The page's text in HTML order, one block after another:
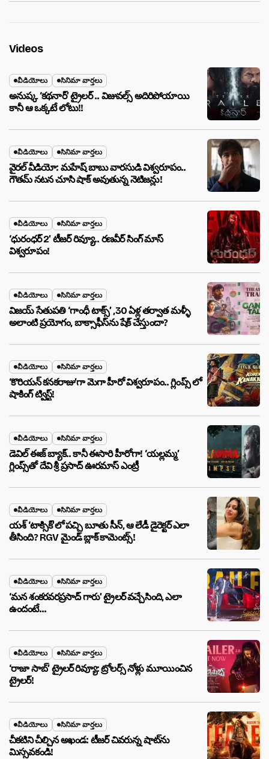
Videos
వీడియోలు సినిమా వార్తలు
అనుష్క ‘కథనార్’ ట్రైలర్ .. విజువల్స్ అదిరిపోయాయి
కానీ ఆ ఒక్కటే లోటు!!
వీడియోలు సినిమా వార్తలు
వైరల్ వీడియో: మహేష్ బాబు వారసుడి విశ్వరూపం..
గౌతమ్ నటన చూసి షాక్ అవుతున్న నెటిజన్లు!
వీడియోలు సినిమా వార్తలు
‘ధురంధర్ 2’ టీజర్ రివ్యూ.. రణవీర్ సింగ్ మాస్
విశ్వరూపం!
వీడియోలు సినిమా వార్తలు
విజయ్ సేతుపతి ‘గాంధీ టాక్స్’ ,30 ఏళ్ల తర్వాత మళ్ళీ
అలాంటి ప్రయోగం, బాక్సాఫీస్‌ను షేక్ చేస్తుందా?
వీడియోలు సినిమా వార్తలు
‘కొరియన్ కనకరాజు’గా మెగా హీరో విశ్వరూపం.. గ్లింప్స్ లో
షాకింగ్ ట్విస్ట్!
వీడియోలు సినిమా వార్తలు
డెవిల్ ఈజ్ బ్యాక్.. కానీ ఈసారి హీరోగా! ‘యల్లమ్మ’
గ్లింప్స్‌తో దేవి శ్రీ ప్రసాద్ ఊరమాస్ ఎంట్రీ
వీడియోలు సినిమా వార్తలు
యశ్ ‘టాక్సిక్’లో పచ్చి బూతు సీన్, ఆ లేడీ డైరెక్టర్ ఎలా
తీసింది? RGV మైండ్ బ్లాక్ కామెంట్స్!
వీడియోలు సినిమా వార్తలు
‘మన శంకరవరప్రసాద్ గారు’ ట్రైలర్ వచ్చేసింది, ఎలా
ఉందంటే…
వీడియోలు సినిమా వార్తలు
‘రాజా సాబ్’ ట్రైలర్ రివ్యూ: ట్రోలర్స్ నోళ్లు మూయించిన
ట్రైలర్!
వీడియోలు సినిమా వార్తలు
చీకటిని చీల్చిన అఖండ: టీజర్ చివరున్న షాట్‌ను
మిస్సవకండి!